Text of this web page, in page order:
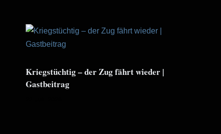
Kriegstüchtig – der Zug fährt wieder |
Gastbeitrag